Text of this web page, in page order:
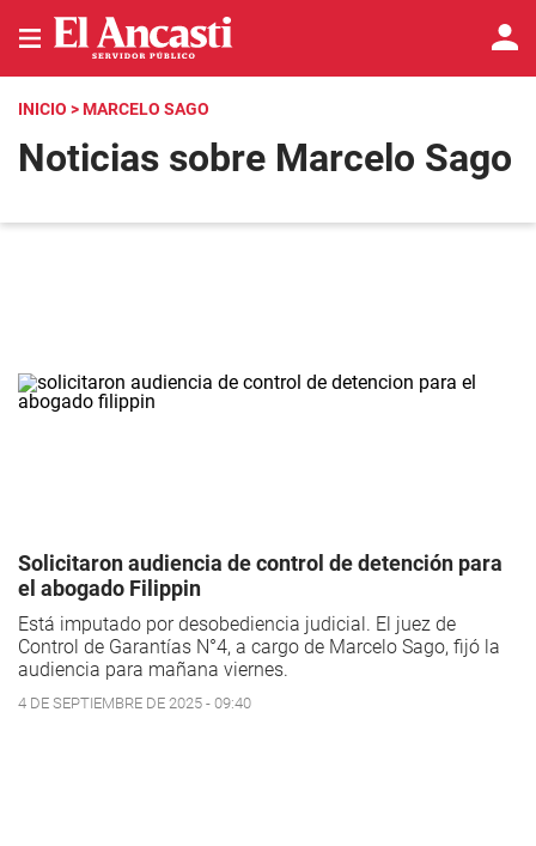
INICIO > MARCELO SAGO
Noticias sobre Marcelo Sago
Solicitaron audiencia de control de detención para
el abogado Filippin
Está imputado por desobediencia judicial. El juez de
Control de Garantías N°4, a cargo de Marcelo Sago, fijó la
audiencia para mañana viernes.
4 DE SEPTIEMBRE DE 2025 - 09:40